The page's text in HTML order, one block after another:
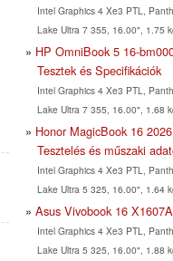
Intel Graphics 4 Xe3 PTL,
Lake Ultra 7 355, 16.00", 1.75
HP OmniBook 5 16-
Tesztek és Specifikációk
Intel Graphics 4 Xe3 PTL,
Lake Ultra 7 355, 16.00", 1.68
Honor MagicBook 16
Tesztelés és műszaki
Intel Graphics 4 Xe3 PTL,
Lake Ultra 5 325, 16.00", 1.64
Asus Vivobook 16
Intel Graphics 4 Xe3 PTL,
Lake Ultra 5 325, 16.00", 1.88